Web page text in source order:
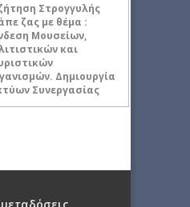
Στρογγυλής
ζας με θέμα :
Μουσείων,
και
Δημιουργία
Συνεργασίας